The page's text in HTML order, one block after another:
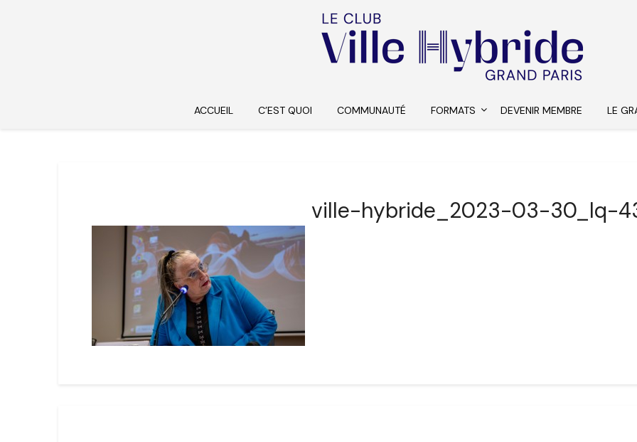
ACCUEIL C’EST QUOI COMMUNAUTÉ FORMATS DEVENIR MEMBRE LE
ville-hybride_2023-03-30_lq-